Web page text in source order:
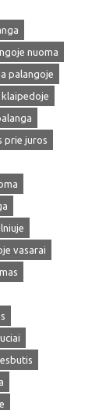
nuoma
palangoje
prie juros
vasarai